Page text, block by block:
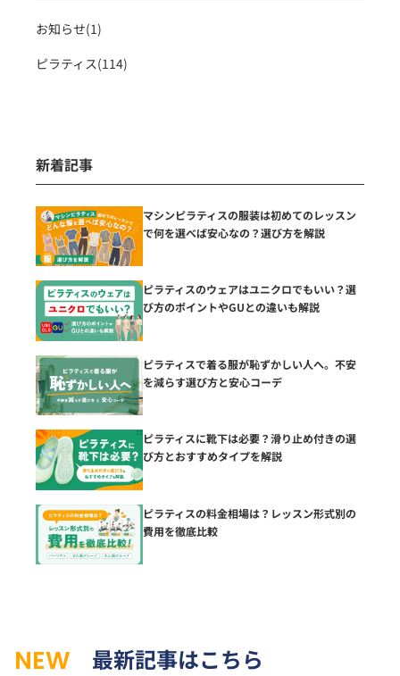
お知らせ(1)
ピラティス(114)
新着記事
マシンピラティスの服装は初めてのレッスン
で何を選べば安心なの？選び方を解説
ピラティスのウェアはユニクロでもいい？選
び方のポイントやGUとの違いも解説
ピラティスで着る服が恥ずかしい人へ。不安
を減らす選び方と安心コーデ
ピラティスに靴下は必要？滑り止め付きの選
び方とおすすめタイプを解説
ピラティスの料金相場は？レッスン形式別の
費用を徹底比較
NEW 最新記事はこちら